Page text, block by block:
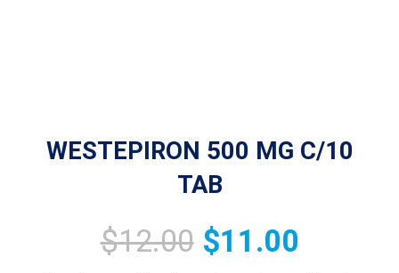
WESTEPIRON 500 MG C/10
TAB
$12.00 $11.00